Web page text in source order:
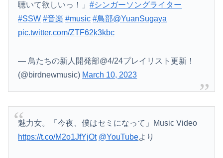
聴いて欲しいっ！」#シンガーソングライター
#SSW #音楽 #music #鳥部@YuanSugaya
pic.twitter.com/ZTF62k3kbc
— 鳥たちの新人開発部@4/24プレイリスト更新！
(@birdnewmusic) March 10, 2023
魅力女。「今夜、僕はセミになって」Music Video
https://t.co/M2o1JfYjOt @YouTubeより